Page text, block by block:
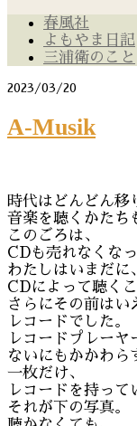
春風社
よもやま日記
三浦衛のこと
2023/03/20
A-Musik
時代はどんどん移
音楽を聴くかたち
このごろは、
CDも売れなくな
わたしはいまだに、
CDによって聴く
さらにその前はい
レコードでした。
レコードプレー
ないにもかかわら
一枚だけ、
レコードを持って
それが下の写真。